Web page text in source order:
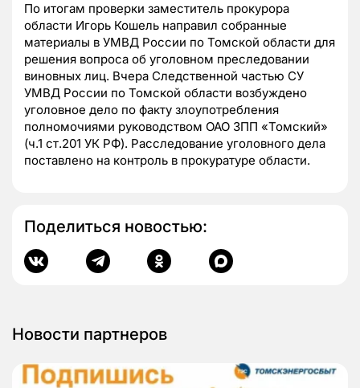
По итогам проверки заместитель прокурора
области Игорь Кошель направил собранные
материалы в УМВД России по Томской области для
решения вопроса об уголовном преследовании
виновных лиц. Вчера Следственной частью СУ
УМВД России по Томской области возбуждено
уголовное дело по факту злоупотребления
полномочиями руководством ОАО ЗПП «Томский»
(ч.1 ст.201 УК РФ). Расследование уголовного дела
поставлено на контроль в прокуратуре области.
Поделиться новостью:
Новости партнеров